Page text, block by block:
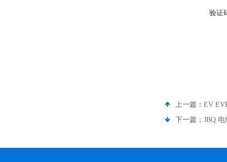
验证
上一篇： EV
下一篇： JBQ 电